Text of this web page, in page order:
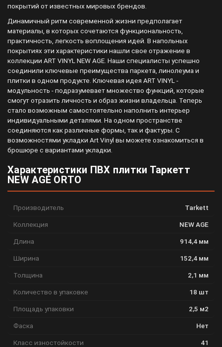
покрытий от известных мировых брендов.
Динамичный ритм современной жизни предполагает
материалы, в которых сочетаются функциональность,
практичность, легкость воплощения идей. В напольных
покрытиях эти характеристики нашли свое отражение в
коллекции ART VINYL NEW AGE. Наши специалисты успешно
соединили ключевые преимущества паркета, линолеума и
плитки в одном продукте. Ключевая идея ART VINYL -
модульность - подразумевает множество функций, которые
смогут отразить личность и образ жизни владельца. Теперь
стало возможным самостоятельно наполнить интерьер
индивидуальными деталями. На одном пространстве
соединяются как различные формы, так и фактуры. С
возможностями укладки Art Vinyl вы можете ознакомиться в
брошюре с вариантами укладки.
Характеристики ПВХ плитки Таркетт
NEW AGE ORTO
Производитель Tarkett
Коллекция NEW AGE
Длина 914,4 мм
Ширина 152,4 мм
Толщина 2,1 мм
Количество в упаковке 18 шт
Площадь упаковки 2,5 м2
Фаска Нет
Класс изностойкости 41